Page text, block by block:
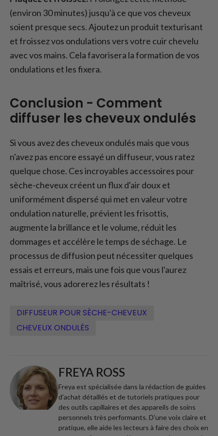
(environ 30 minutes) jusqu'à ce que vos cheveux
soient presque secs. Ajoutez un produit texturisant
et froissez vos ondulations vers votre cuir chevelu
avec vos mains. Cela favorisera la formation de vos
ondulations et les fixera.
Conclusion - Comment
diffuser les cheveux ondulés
Si vous avez des cheveux ondulés mais que vous
n'avez pas encore essayé un diffuseur, vous ratez
quelque chose. Ces incroyables accessoires pour
sèche-cheveux créent un flux d'air doux et
uniformément dispersé qui met en valeur votre
ondulation naturelle, prévient les frisottis,
augmente la brillance et le volume, réduit les
dommages et accélère le temps de séchage. Le
processus de diffusion peut nécessiter quelques
essais et erreurs, mais une fois que vous l'aurez
maîtrisé, vous adorerez les résultats !
DIFFUSEUR POUR SÈCHE-CHEVEUX
CHEVEUX ONDULÉS
FREYA ROSS
Freya est spécialisée dans la rédaction de guides
d'achat détaillés et de tutoriels pratiques pour
des outils capillaires et des appareils de soins
personnels très performants. D'une voix claire et
pratique, elle aide les lecteurs à faire des choix en